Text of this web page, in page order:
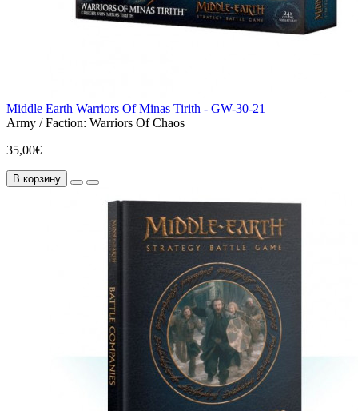
Middle Earth Warriors Of Minas Tirith - GW-30-21
Army / Faction: Warriors Of Chaos
35,00€
В корзину